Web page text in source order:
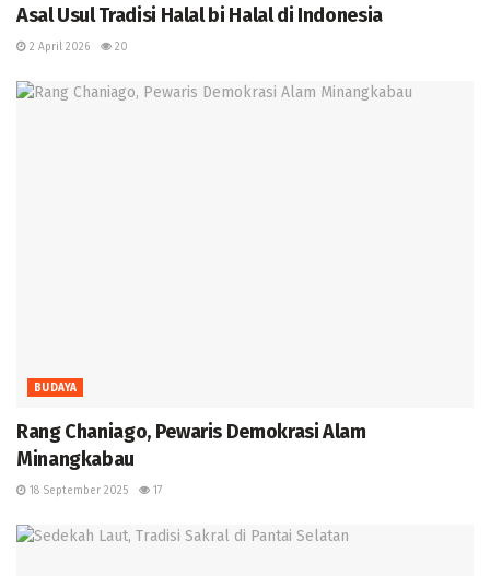
Asal Usul Tradisi Halal bi Halal di Indonesia
2 April 2026 20
BUDAYA
Rang Chaniago, Pewaris Demokrasi Alam
Minangkabau ‎
18 September 2025 17